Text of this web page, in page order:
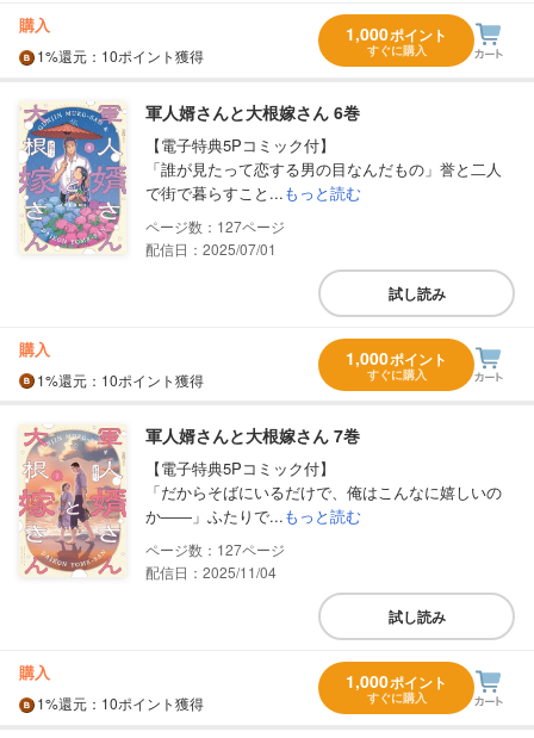
購入
1%還元 ：10ポイント獲得
1,000ポイント
すぐに購入
軍人婿さんと大根嫁さん 6巻
【電子特典5Pコミック付】
「誰が見たって恋する男の目なんだもの」誉と二人
で街で暮らすこと...もっと読む
127
配信日：2025/07/01
試し読み
購入
1%還元 ：10ポイント獲得
1,000ポイント
すぐに購入
軍人婿さんと大根嫁さん 7巻
【電子特典5Pコミック付】
「だからそばにいるだけで、俺はこんなに嬉しいの
か――」ふたりで...もっと読む
127
配信日：2025/11/04
試し読み
購入
1%還元 ：10ポイント獲得
1,000ポイント
すぐに購入